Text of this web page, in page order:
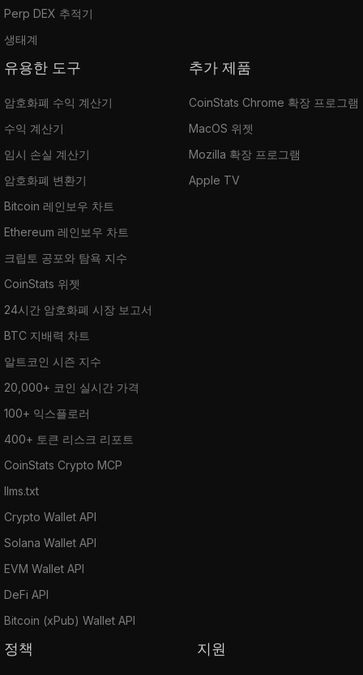
Perp DEX 추적기
생태계
유용한 도구
암호화폐 수익 계산기
수익 계산기
임시 손실 계산기
암호화폐 변환기
Bitcoin 레인보우 차트
Ethereum 레인보우 차트
크립토 공포와 탐욕 지수
CoinStats 위젯
24시간 암호화폐 시장 보고서
BTC 지배력 차트
알트코인 시즌 지수
20,000+ 코인 실시간 가격
100+ 익스플로러
400+ 토큰 리스크 리포트
CoinStats Crypto MCP
llms.txt
Crypto Wallet API
Solana Wallet API
EVM Wallet API
DeFi API
Bitcoin (xPub) Wallet API
추가 제품
CoinStats Chrome 확장 프로그램
MacOS 위젯
Mozilla 확장 프로그램
Apple TV
정책 지원